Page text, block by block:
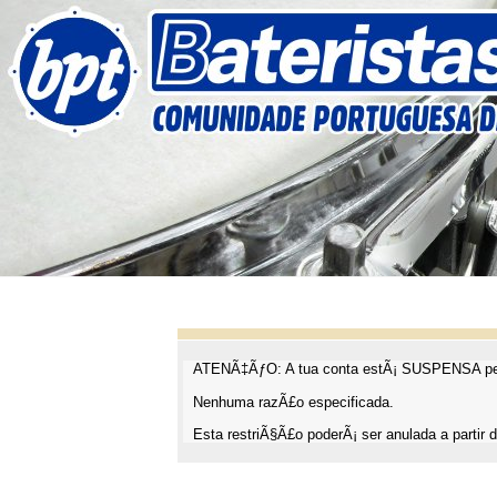
ATENÃ‡ÃƒO: A tua conta estÃ¡ SUSPENSA
Nenhuma razÃ£o especificada.
Esta restriÃ§Ã£o poderÃ¡ ser anulada a partir